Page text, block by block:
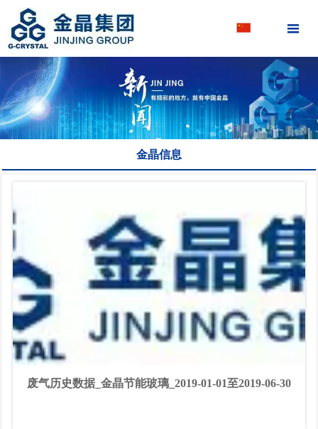

金晶信息
废气历史数据_金晶节能玻璃_2019-01-01至2019-06-30